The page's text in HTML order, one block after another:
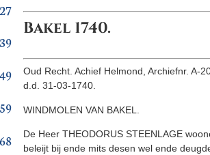
Bakel 1740.
Oud Recht. Achief Helmond, Archiefnr. A-
d.d. 31-03-1740.
WINDMOLEN VAN BAKEL.
De Heer THEODORUS STEENLAGE
beleijt bij ende mits desen wel ende